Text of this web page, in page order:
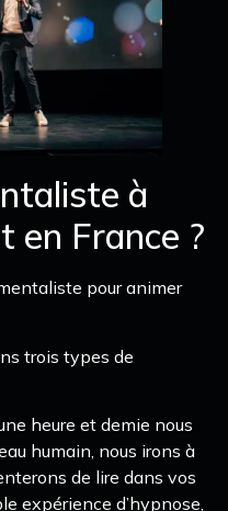
à
en France ?
pour animer
trois types de
heure et demie nous
humain, nous irons à
de lire dans vos
expérience d’hypnose,